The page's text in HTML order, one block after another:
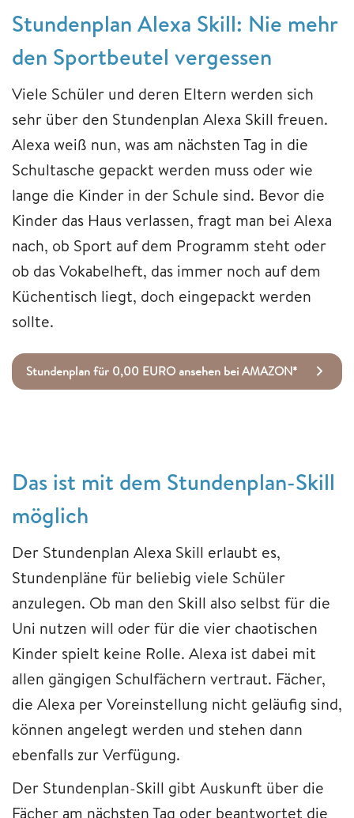
Stundenplan Alexa Skill: Nie mehr
den Sportbeutel vergessen
Viele Schüler und deren Eltern werden sich
sehr über den Stundenplan Alexa Skill freuen.
Alexa weiß nun, was am nächsten Tag in die
Schultasche gepackt werden muss oder wie
lange die Kinder in der Schule sind. Bevor die
Kinder das Haus verlassen, fragt man bei Alexa
nach, ob Sport auf dem Programm steht oder
ob das Vokabelheft, das immer noch auf dem
Küchentisch liegt, doch eingepackt werden
sollte.
Stundenplan für 0,00 EURO ansehen bei AMAZON*
Das ist mit dem Stundenplan-Skill
möglich
Der Stundenplan Alexa Skill erlaubt es,
Stundenpläne für beliebig viele Schüler
anzulegen. Ob man den Skill also selbst für die
Uni nutzen will oder für die vier chaotischen
Kinder spielt keine Rolle. Alexa ist dabei mit
allen gängigen Schulfächern vertraut. Fächer,
die Alexa per Voreinstellung nicht geläufig sind,
können angelegt werden und stehen dann
ebenfalls zur Verfügung.
Der Stundenplan-Skill gibt Auskunft über die
Fächer am nächsten Tag oder beantwortet die